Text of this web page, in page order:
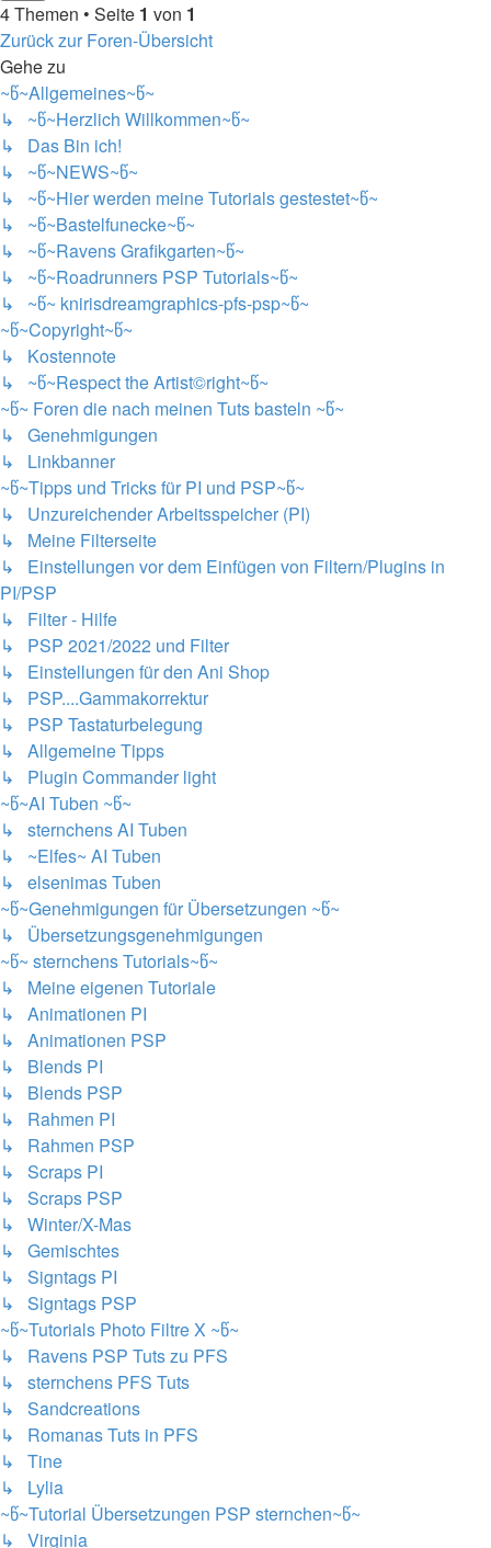
4 Themen • Seite 1 von 1
Zurück zur Foren-Übersicht
Gehe zu
~წ~Allgemeines~წ~
↳ ~წ~Herzlich Willkommen~წ~
↳ Das Bin ich!
↳ ~წ~NEWS~წ~
↳ ~წ~Hier werden meine Tutorials gestestet~წ~
↳ ~წ~Bastelfunecke~წ~
↳ ~წ~Ravens Grafikgarten~წ~
↳ ~წ~Roadrunners PSP Tutorials~წ~
↳ ~წ~ knirisdreamgraphics-pfs-psp~წ~
~წ~Copyright~წ~
↳ Kostennote
↳ ~წ~Respect the Artist©right~წ~
~წ~ Foren die nach meinen Tuts basteln ~წ~
↳ Genehmigungen
↳ Linkbanner
~წ~Tipps und Tricks für PI und PSP~წ~
↳ Unzureichender Arbeitsspeicher (PI)
↳ Meine Filterseite
↳ Einstellungen vor dem Einfügen von Filtern/Plugins in
PI/PSP
↳ Filter - Hilfe
↳ PSP 2021/2022 und Filter
↳ Einstellungen für den Ani Shop
↳ PSP....Gammakorrektur
↳ PSP Tastaturbelegung
↳ Allgemeine Tipps
↳ Plugin Commander light
~წ~AI Tuben ~წ~
↳ sternchens AI Tuben
↳ ~Elfes~ AI Tuben
↳ elsenimas Tuben
~წ~Genehmigungen für Übersetzungen ~წ~
↳ Übersetzungsgenehmigungen
~წ~ sternchens Tutorials~წ~
↳ Meine eigenen Tutoriale
↳ Animationen PI
↳ Animationen PSP
↳ Blends PI
↳ Blends PSP
↳ Rahmen PI
↳ Rahmen PSP
↳ Scraps PI
↳ Scraps PSP
↳ Winter/X-Mas
↳ Gemischtes
↳ Signtags PI
↳ Signtags PSP
~წ~Tutorials Photo Filtre X ~წ~
↳ Ravens PSP Tuts zu PFS
↳ sternchens PFS Tuts
↳ Sandcreations
↳ Romanas Tuts in PFS
↳ Tine
↳ Lylia
~წ~Tutorial Übersetzungen PSP sternchen~წ~
↳ Virginia